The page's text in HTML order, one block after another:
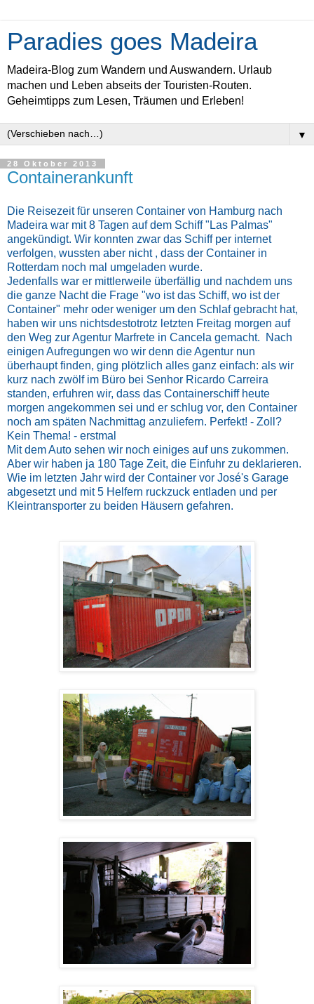
Paradies goes Madeira
Madeira-Blog zum Wandern und Auswandern. Urlaub
machen und Leben abseits der Touristen-Routen.
Geheimtipps zum Lesen, Träumen und Erleben!
▼
28 Oktober 2013
Containerankunft
Die Reisezeit für unseren Container von Hamburg nach
Madeira war mit 8 Tagen auf dem Schiff "Las Palmas"
angekündigt. Wir konnten zwar das Schiff per internet
verfolgen, wussten aber nicht , dass der Container in
Rotterdam noch mal umgeladen wurde.
Jedenfalls war er mittlerweile überfällig und nachdem uns
die ganze Nacht die Frage "wo ist das Schiff, wo ist der
Container" mehr oder weniger um den Schlaf gebracht hat,
haben wir uns nichtsdestotrotz letzten Freitag morgen auf
den Weg zur Agentur Marfrete in Cancela gemacht. Nach
einigen Aufregungen wo wir denn die Agentur nun
überhaupt finden, ging plötzlich alles ganz einfach: als wir
kurz nach zwölf im Büro bei Senhor Ricardo Carreira
standen, erfuhren wir, dass das Containerschiff heute
morgen angekommen sei und er schlug vor, den Container
noch am späten Nachmittag anzuliefern. Perfekt! - Zoll?
Kein Thema! - erstmal
Mit dem Auto sehen wir noch einiges auf uns zukommen.
Aber wir haben ja 180 Tage Zeit, die Einfuhr zu deklarieren.
Wie im letzten Jahr wird der Container vor José's Garage
abgesetzt und mit 5 Helfern ruckzuck entladen und per
Kleintransporter zu beiden Häusern gefahren.